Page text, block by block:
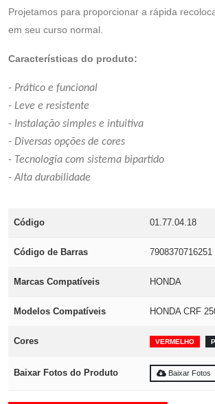
Projetamos para proporcionar a rápida
em seu curso normal.
Características do produto:
- Prático e funcional
- Leve e resistente
- Instalação simples e intuitiva
- Diversas opções de cores
- Tecnologia com sistema bipartido
- Alta durabilidade
Código 01.77.04.18
Código de Barras 7908370716251
Marcas Compatíveis HONDA
Modelos Compatíveis HONDA CRF
Cores VERMELHO
Baixar Fotos do Produto Baixar Fotos